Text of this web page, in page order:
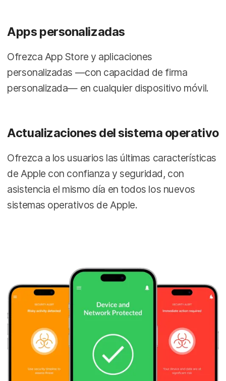
Apps personalizadas
Ofrezca App Store y aplicaciones
personalizadas —con capacidad de firma
personalizada— en cualquier dispositivo móvil.
Actualizaciones del sistema operativo
Ofrezca a los usuarios las últimas características
de Apple con confianza y seguridad, con
asistencia el mismo día en todos los nuevos
sistemas operativos de Apple.